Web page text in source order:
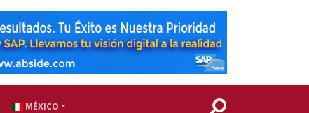
MÉXICO